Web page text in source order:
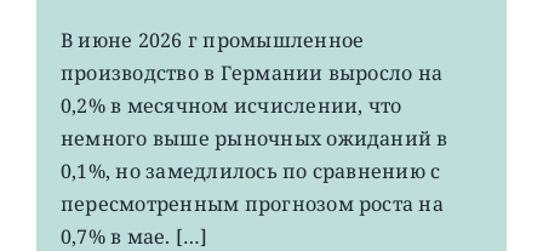
EWG:
рост
промпроизводства
Германии
до
0,2%
В июне 2026 г промышленное
производство в Германии выросло на
0,2% в месячном исчислении, что
немного выше рыночных ожиданий в
0,1%, но замедлилось по сравнению с
пересмотренным прогнозом роста на
0,7% в мае. […]